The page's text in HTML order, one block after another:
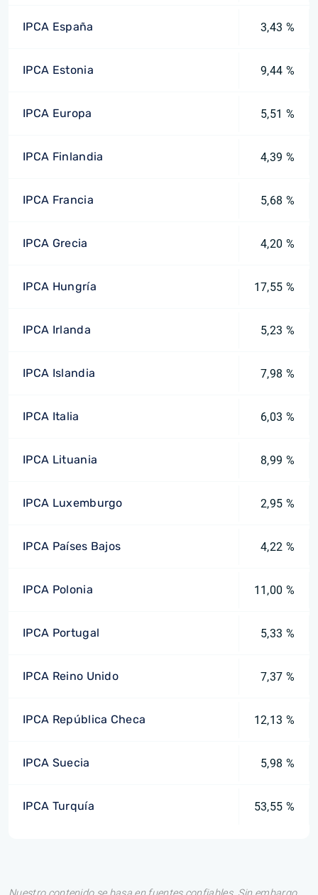
IPCA España 3,43 %
IPCA Estonia 9,44 %
IPCA Europa 5,51 %
IPCA Finlandia 4,39 %
IPCA Francia 5,68 %
IPCA Grecia 4,20 %
IPCA Hungría 17,55 %
IPCA Irlanda 5,23 %
IPCA Islandia 7,98 %
IPCA Italia 6,03 %
IPCA Lituania 8,99 %
IPCA Luxemburgo 2,95 %
IPCA Países Bajos 4,22 %
IPCA Polonia 11,00 %
IPCA Portugal 5,33 %
IPCA Reino Unido 7,37 %
IPCA República Checa 12,13 %
IPCA Suecia 5,98 %
IPCA Turquía 53,55 %